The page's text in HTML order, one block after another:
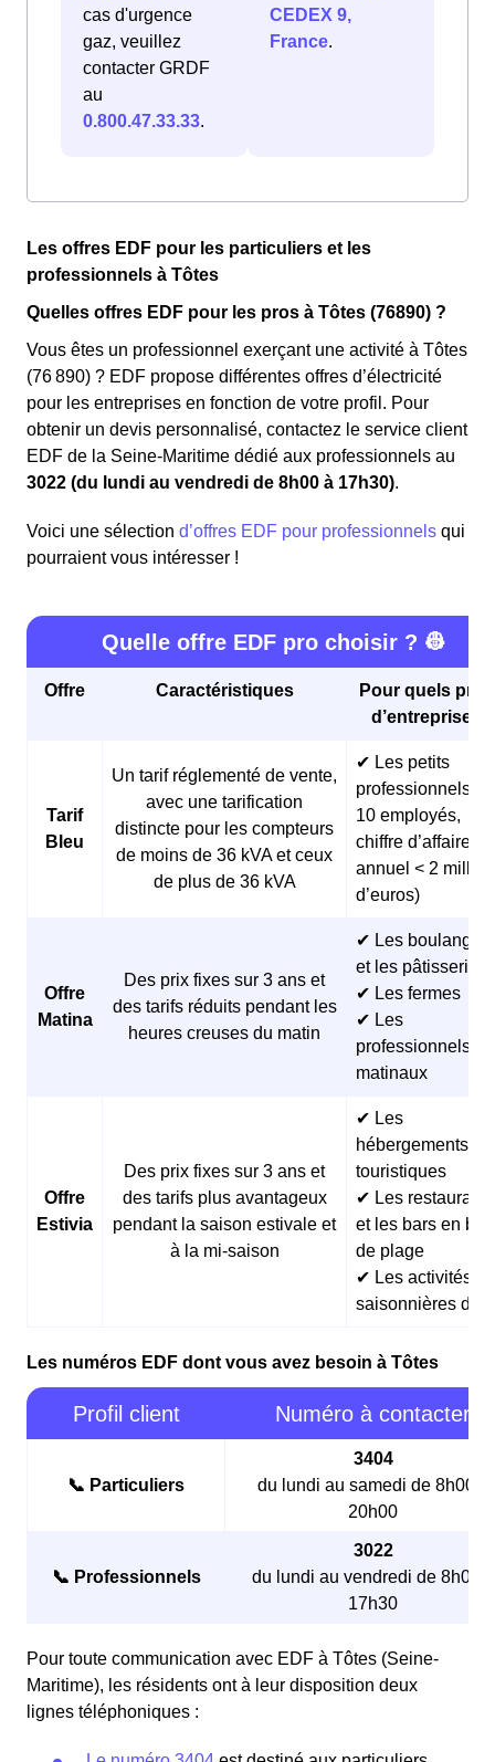
cas d'urgence
gaz, veuillez
contacter GRDF
au
0.800.47.33.33.
CEDEX 9,
France.
Les offres EDF pour les particuliers et les
professionnels à Tôtes
Quelles offres EDF pour les pros à Tôtes (76890) ?
Vous êtes un professionnel exerçant une activité à Tôtes
(76 890) ? EDF propose différentes offres d’électricité
pour les entreprises en fonction de votre profil. Pour
obtenir un devis personnalisé, contactez le service client
EDF de la Seine-Maritime dédié aux professionnels au
3022 (du lundi au vendredi de 8h00 à 17h30).
Voici une sélection d’offres EDF pour professionnels qui
pourraient vous intéresser !
Quelle offre EDF pro choisir ? 👷
Offre Caractéristiques
Pour quels
d’entreprises
Tarif
Bleu
Un tarif réglementé de vente,
avec une tarification
distincte pour les compteurs
de moins de 36 kVA et ceux
de plus de 36 kVA
✔ Les petits
professionnels (<
10 employés,
chiffre d’affaires
annuel < 2
d’euros)
Offre
Matina
Des prix fixes sur 3 ans et
des tarifs réduits pendant les
heures creuses du matin
✔ Les
et les pâtisseries
✔ Les fermes
✔ Les
professionnels
matinaux
Offre
Estivia
Des prix fixes sur 3 ans et
des tarifs plus avantageux
pendant la saison estivale et
à la mi-saison
✔ Les
hébergements
touristiques
✔ Les restaurants
et les bars en
de plage
✔ Les activités
saisonnières
Les numéros EDF dont vous avez besoin à Tôtes
Profil client Numéro à contacter
📞 Particuliers
3404
du lundi au samedi de 8h00 à
20h00
📞 Professionnels
3022
du lundi au vendredi de 8h00 à
17h30
Pour toute communication avec EDF à Tôtes (Seine-
Maritime), les résidents ont à leur disposition deux
lignes téléphoniques :